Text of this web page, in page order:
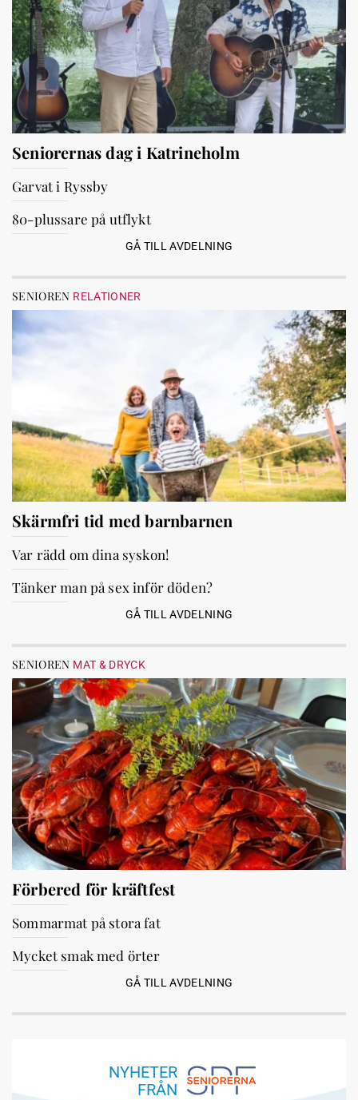
Seniorernas dag i Katrineholm
Garvat i Ryssby
80-plussare på utflykt
GÅ TILL AVDELNING
SENIOREN RELATIONER
Skärmfri tid med barnbarnen
Var rädd om dina syskon!
Tänker man på sex inför döden?
GÅ TILL AVDELNING
SENIOREN MAT & DRYCK
Förbered för kräftfest
Sommarmat på stora fat
Mycket smak med örter
GÅ TILL AVDELNING
NYHETER
FRÅN